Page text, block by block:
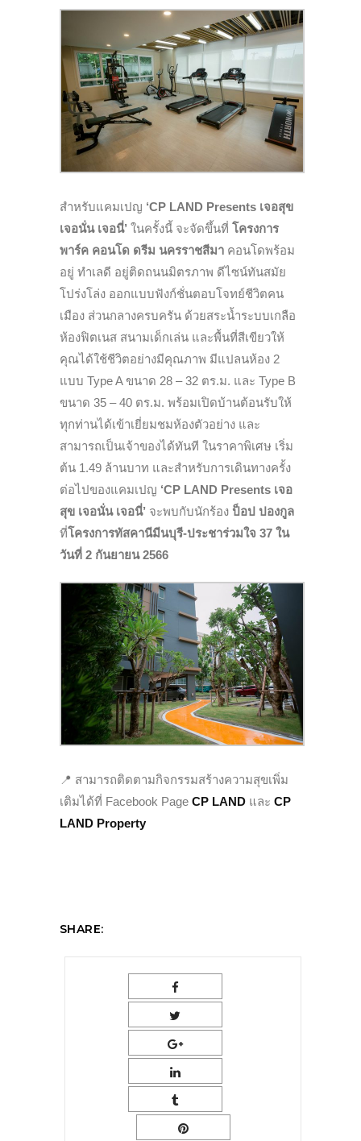
สำหรับแคมเปญ ‘CP LAND Presents เจอสุข
เจอนั่น เจอนี่’ ในครั้งนี้ จะจัดขึ้นที่ โครงการ
พาร์ค คอนโด ดรีม นครราชสีมา คอนโดพร้อม
อยู่ ทำเลดี อยู่ติดถนนมิตรภาพ ดีไซน์ทันสมัย
โปร่งโล่ง ออกแบบฟังก์ชั่นตอบโจทย์ชีวิตคน
เมือง ส่วนกลางครบครัน ด้วยสระน้ำระบบเกลือ
ห้องฟิตเนส สนามเด็กเล่น และพื้นที่สีเขียวให้
คุณได้ใช้ชีวิตอย่างมีคุณภาพ มีแปลนห้อง 2
แบบ Type A ขนาด 28 – 32 ตร.ม. และ Type B
ขนาด 35 – 40 ตร.ม. พร้อมเปิดบ้านต้อนรับให้
ทุกท่านได้เข้าเยี่ยมชมห้องตัวอย่าง และ
สามารถเป็นเจ้าของได้ทันที ในราคาพิเศษ เริ่ม
ต้น 1.49 ล้านบาท และสำหรับการเดินทางครั้ง
ต่อไปของแคมเปญ ‘CP LAND Presents เจอ
สุข เจอนั่น เจอนี่’ จะพบกับนักร้อง ป็อป ปองกูล
ที่โครงการทัสคานีมีนบุรี-ประชาร่วมใจ 37 ใน
วันที่ 2 กันยายน 2566
📍 สามารถติดตามกิจกรรมสร้างความสุขเพิ่ม
เติมได้ที่ Facebook Page CP LAND และ CP
LAND Property
SHARE: